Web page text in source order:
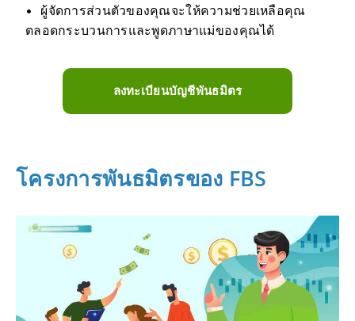
ผู้จัดการส่วนตัวของคุณจะให้ความช่วยเหลือคุณ
ตลอดกระบวนการและพูดภาษาแม่ของคุณได้
ลงทะเบียนบัญชีพันธมิตร
โครงการพันธมิตรของ FBS